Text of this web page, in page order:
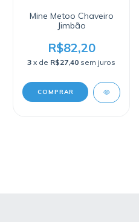
Mine Metoo Chaveiro
Jimbão
R$82,20
3 x de R$27,40 sem juros
COMPRAR